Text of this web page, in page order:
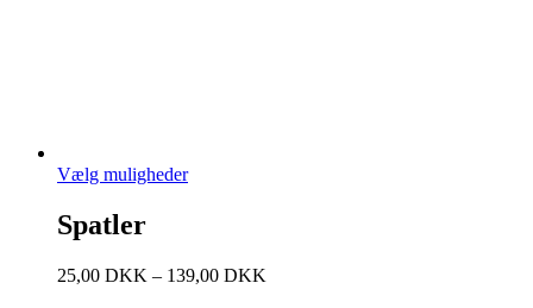
Vælg muligheder
Spatler
25,00 DKK – 139,00 DKK